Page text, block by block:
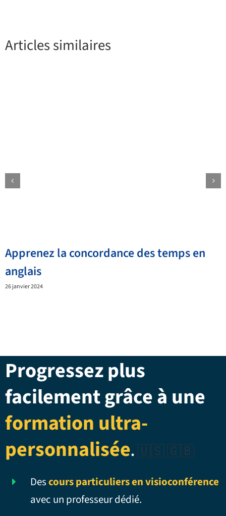
Articles similaires
Apprenez la concordance des temps en
anglais
26 janvier 2024
Progressez plus
facilement grâce à une
formation ultra-
personnalisée.🇺🇸 🇬🇧
Descours particuliers en visioconférence
avec un professeur dédié.